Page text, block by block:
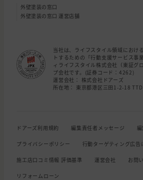
外壁塗装の窓口
外壁塗装の窓口 運営店舗
当社は、ライフスタイル領域におけ
トするための「行動支援サービス事
ィライフスタイル株式会社（東証グ
プ会社です。(証券コード：4262)
運営会社： 株式会社ドアーズ
所在地： 東京都港区三田1-2-18
ドアーズ利用規約 編集責任者メッセージ
プライバシーポリシー 行動ターゲティング広告
施工店口コミ情報 評価基準 運営会社 お問
リフォームローン